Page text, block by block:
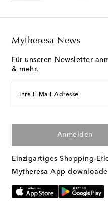
Mytheresa News
Für unseren Newsletter
& mehr.
Ihre E-Mail-Adresse
Anmelden
Einzigartiges Shopping-
Mytheresa App